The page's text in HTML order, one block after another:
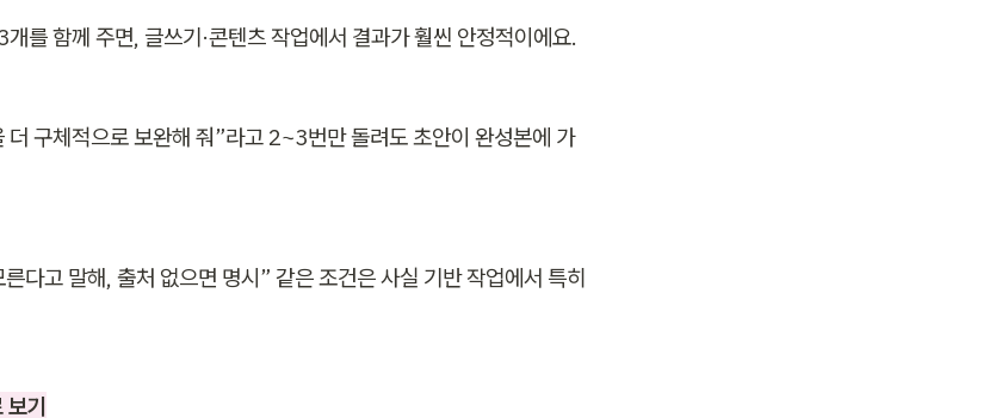
를 함께 주면, 글쓰기·콘텐츠 작업에서 결과가 훨씬 안정적이에요.
더 구체적으로 보완해 줘”라고 2~3번만 돌려도 초안이 완성본에 가
다고 말해, 출처 없으면 명시” 같은 조건은 사실 기반 작업에서 특히
보기